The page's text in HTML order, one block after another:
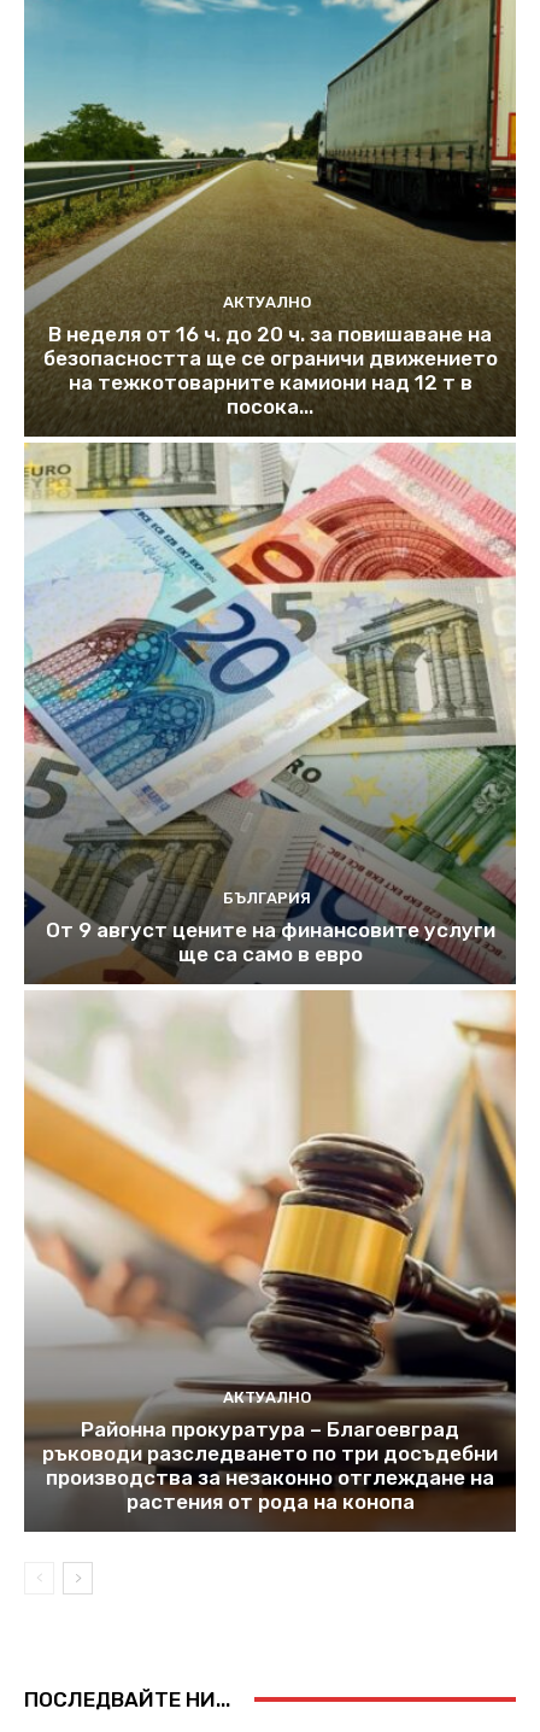
АКТУАЛНО
В неделя от 16 ч. до 20 ч. за повишаване на
безопасността ще се ограничи движението
на тежкотоварните камиони над 12 т в
посока...
БЪЛГАРИЯ
От 9 август цените на финансовите услуги
ще са само в евро
АКТУАЛНО
Районна прокуратура – Благоевград
ръководи разследването по три досъдебни
производства за незаконно отглеждане на
растения от рода на конопа
ПОСЛЕДВАЙТЕ НИ...